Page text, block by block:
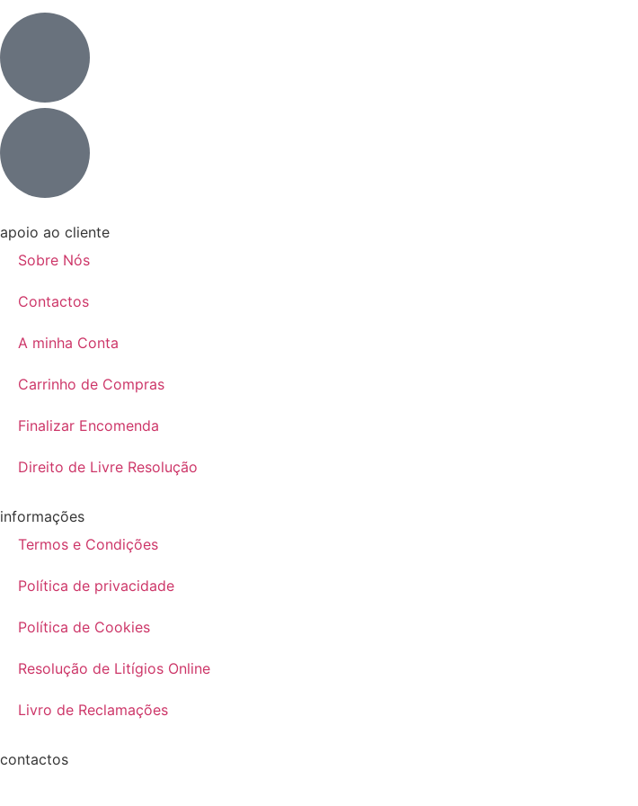
apoio ao cliente
Sobre Nós
Contactos
A minha Conta
Carrinho de Compras
Finalizar Encomenda
Direito de Livre Resolução
informações
Termos e Condições
Política de privacidade
Política de Cookies
Resolução de Litígios Online
Livro de Reclamações
contactos